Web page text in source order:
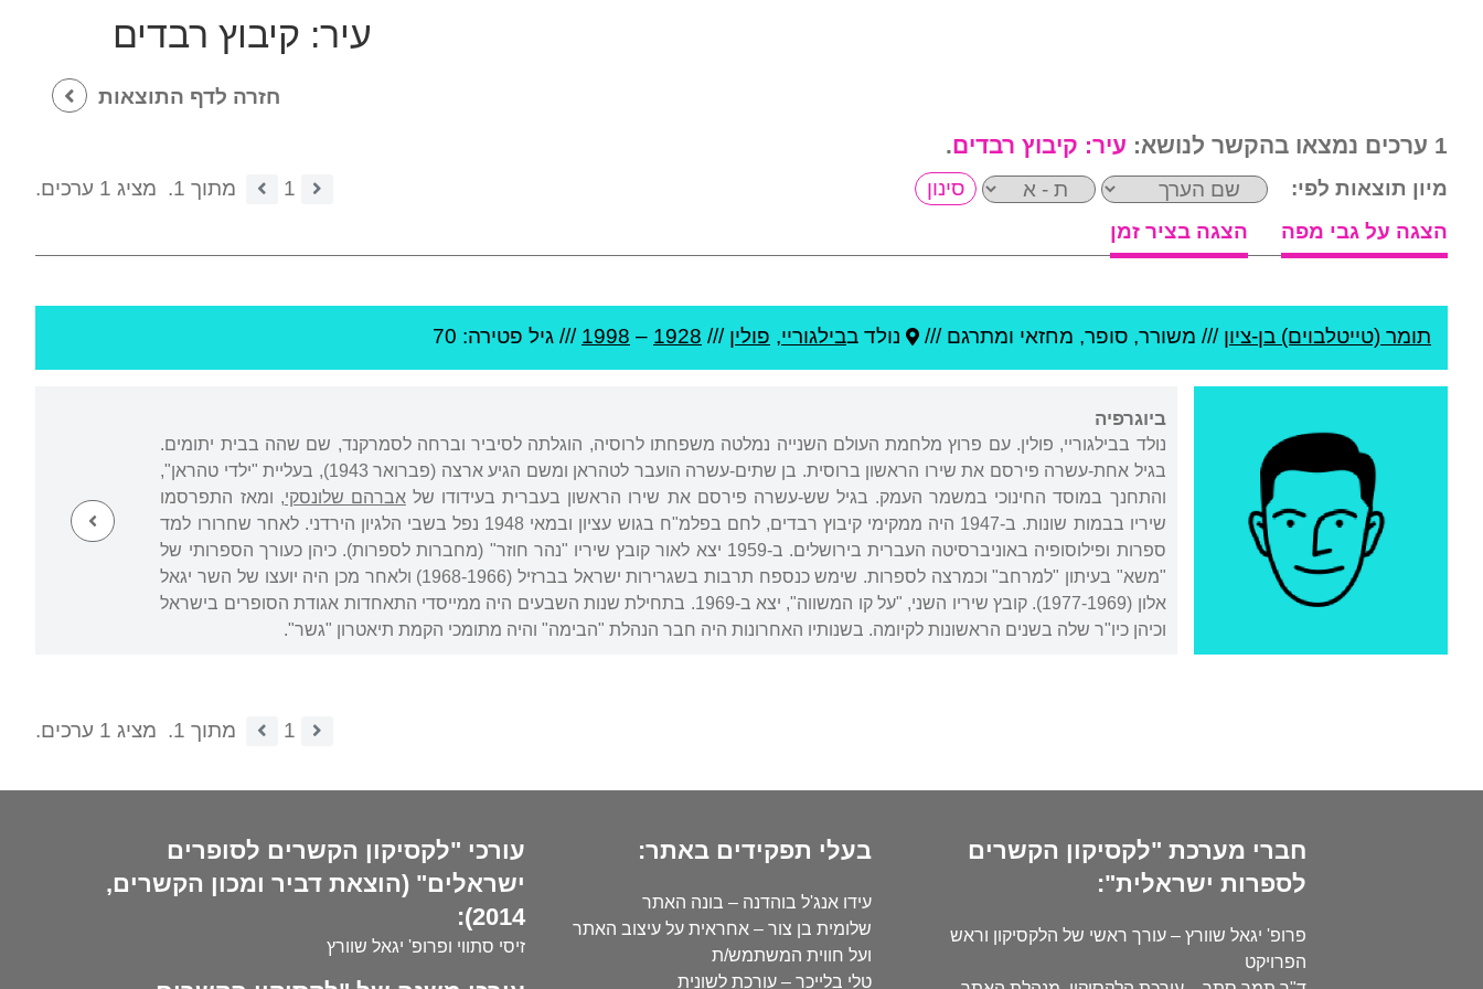
עיר: קיבוץ רבדים
חזרה לדף התוצאות
1 ערכים נמצאו בהקשר לנושא: עיר: קיבוץ רבדים.
מיון תוצאות לפי: 1 מתוך 1.
מציג 1 ערכים.
הצגה על גבי מפה
הצגה בציר זמן
תומר (טייטלבוים) בן-ציון /// משורר, סופר, מחזאי ומתרגם /// נולד בבילגוריי, פולין ///
1928
–
1998 /// גיל פטירה: 70
ביוגרפיה
נולד בבילגוריי, פולין. עם פרוץ מלחמת העולם השנייה נמלטה משפחתו לרוסיה, הוגלתה לסיביר וברחה לסמרקנד, שם שהה בבית יתומים.
בגיל אחת-עשרה פירסם את שירו הראשון ברוסית. בן שתים-עשרה הועבר לטהראן ומשם הגיע ארצה (פברואר 1943), בעליית "ילדי טהראן",
והתחנך במוסד החינוכי במשמר העמק. בגיל שש-עשרה פירסם את שירו הראשון בעברית בעידודו שלאברהם שלונסקי, ומאז התפרסמו
שיריו בבמות שונות. ב-1947 היה ממקימי קיבוץ רבדים, לחם בפלמ"ח בגוש עציון ובמאי 1948 נפל בשבי הלגיון הירדני. לאחר שחרורו למד
ספרות ופילוסופיה באוניברסיטה העברית בירושלים. ב-1959 יצא לאור קובץ שיריו "נהר חוזר" (מחברות לספרות). כיהן כעורך הספרותי של
"משא" בעיתון "למרחב" וכמרצה לספרות. שימש כנספח תרבות בשגרירות ישראל בברזיל (1968-1966) ולאחר מכן היה יועצו של השר יגאל
אלון (1977-1969). קובץ שיריו השני, "על קו המשווה", יצא ב-1969. בתחילת שנות השבעים היה ממייסדי התאחדות אגודת הסופרים בישראל
וכיהן כיו"ר שלה בשנים הראשונות לקיומה. בשנותיו האחרונות היה חבר הנהלת "הבימה" והיה מתומכי הקמת תיאטרון "גשר".
1 מתוך 1. מציג 1 ערכים.
חברי מערכת "לקסיקון הקשרים
לספרות ישראלית":
פרופ' יגאל שוורץ – עורך ראשי של הלקסיקון וראש
הפרויקט
בעלי תפקידים באתר:
עידו אנג'ל בוהדנה – בונה האתר
שלומית בן צור – אחראית על עיצוב האתר
ועל חווית המשתמש/ת
טלי בלייכר – עורכת לשונית
עורכי "לקסיקון הקשרים לסופרים
ישראלים" (הוצאת דביר ומכון הקשרים,
2014):
זיסי סתווי ופרופ' יגאל שוורץ